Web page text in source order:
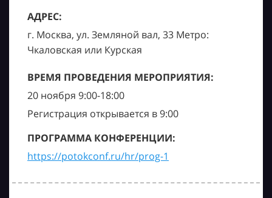
АДРЕС:
г. Москва, ул. Земляной вал, 33 Метро:
Чкаловская или Курская
ВРЕМЯ ПРОВЕДЕНИЯ МЕРОПРИЯТИЯ:
20 ноября 9:00-18:00
Регистрация открывается в 9:00
ПРОГРАММА КОНФЕРЕНЦИИ:
https://potokconf.ru/hr/prog-1